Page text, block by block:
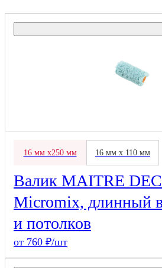
16 мм х250 мм 16 мм х 110 мм
Валик MAITRE
Micromix, длинный
и потолков
от 760 ₽/шт